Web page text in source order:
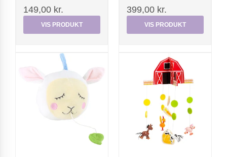
149,00 kr.
VIS PRODUKT
399,00 kr.
VIS PRODUKT